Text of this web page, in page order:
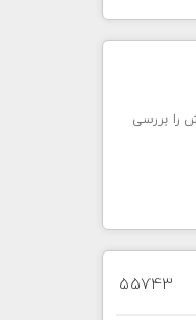
را بررسی
55743